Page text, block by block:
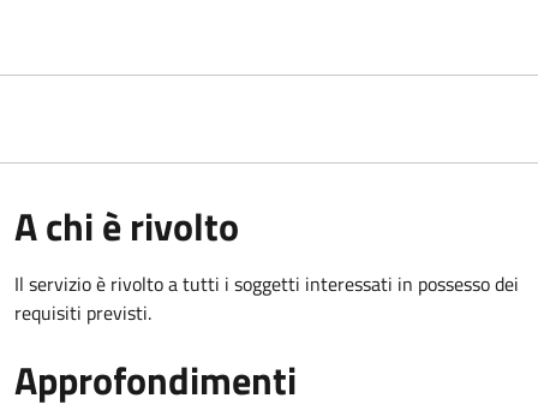
A chi è rivolto
Il servizio è rivolto a tutti i soggetti interessati in possesso dei
requisiti previsti.
Approfondimenti